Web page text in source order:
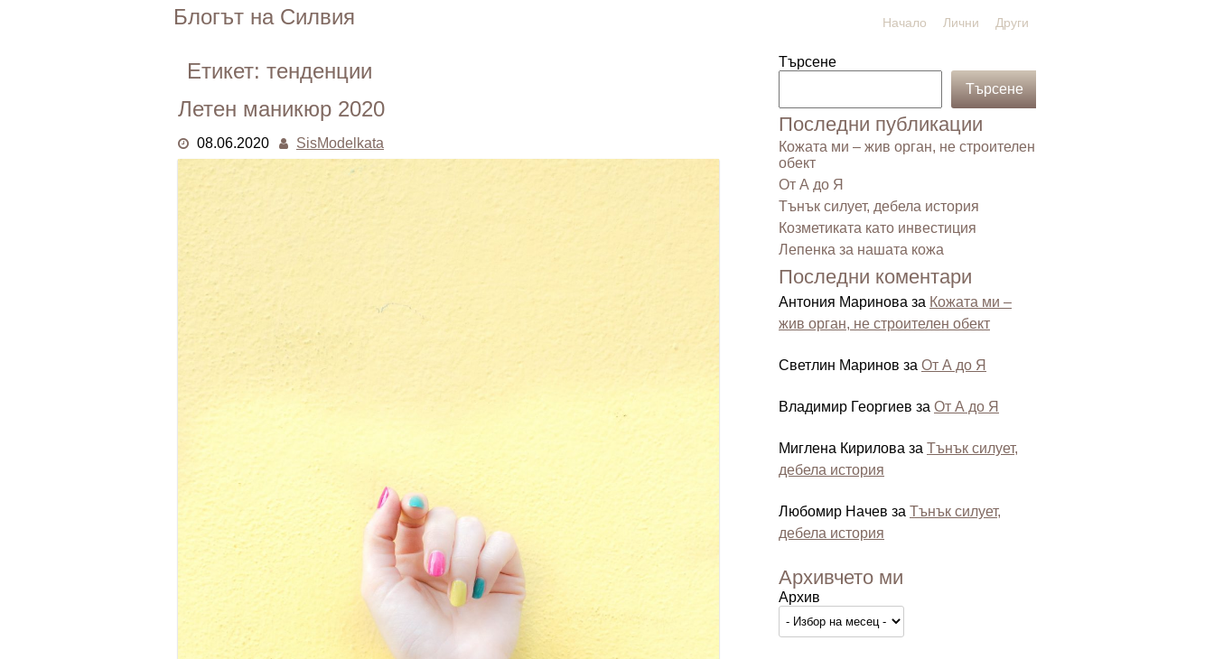
Блогът на Силвия Начало Лични Други
Етикет: тенденции
Летен маникюр 2020
08.06.2020 SisModelkata
Търсене
Търсене
Последни публикации
Кожата ми – жив орган, не строителен
обект
От А до Я
Тънък силует, дебела история
Козметиката като инвестиция
Лепенка за нашата кожа
Последни коментари
Антония Маринова за Кожата ми –
жив орган, не строителен обект
Светлин Маринов за От А до Я
Владимир Георгиев за От А до Я
Миглена Кирилова за Тънък силует,
дебела история
Любомир Начев за Тънък силует,
дебела история
Архивчето ми
Архив